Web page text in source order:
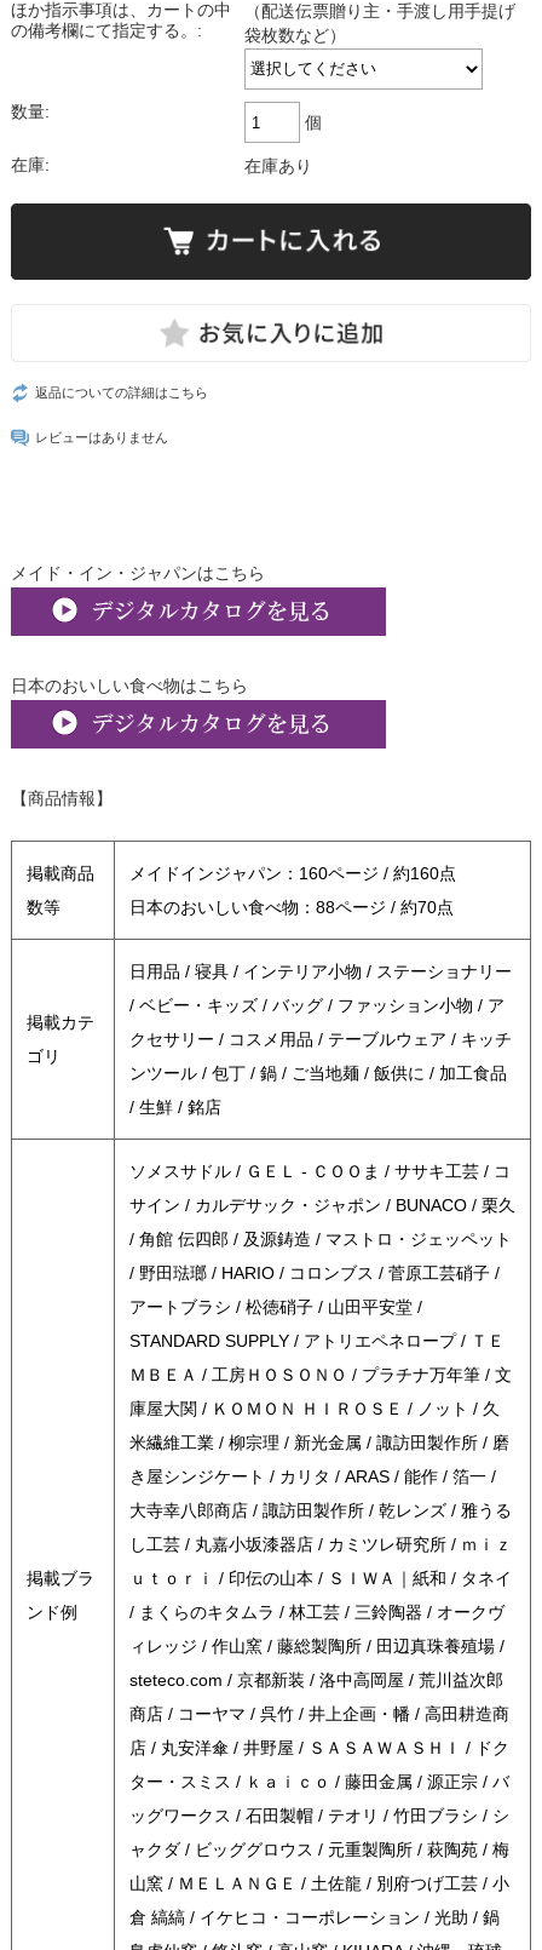
ほか指示事項は、カートの中
の備考欄にて指定する。:
（配送伝票贈り主・手渡し用手提げ
袋枚数など）
数量:
個
在庫: 在庫あり
返品についての詳細はこちら
レビューはありません
メイド・イン・ジャパンはこちら
日本のおいしい食べ物はこちら
【商品情報】
掲載商品
数等
メイドインジャパン：160ページ / 約160点
日本のおいしい食べ物：88ページ / 約70点
掲載カテ
ゴリ
日用品 / 寝具 / インテリア小物 / ステーショナリー
/ ベビー・キッズ / バッグ / ファッション小物 / ア
クセサリー / コスメ用品 / テーブルウェア / キッチ
ンツール / 包丁 / 鍋 / ご当地麺 / 飯供に / 加工食品
/ 生鮮 / 銘店
掲載ブラ
ンド例
ソメスサドル / ＧＥＬ - ＣＯＯま / ササキ工芸 / コ
サイン / カルデサック・ジャポン / BUNACO / 栗久
/ 角館 伝四郎 / 及源鋳造 / マストロ・ジェッペット
/ 野田琺瑯 / HARIO / コロンブス / 菅原工芸硝子 /
アートブラシ / 松徳硝子 / 山田平安堂 /
STANDARD SUPPLY / アトリエペネロープ / ＴＥ
ＭＢＥＡ / 工房ＨＯＳＯＮＯ / プラチナ万年筆 / 文
庫屋大関 / ＫＯＭＯＮ ＨＩＲＯＳＥ / ノット / 久
米繊維工業 / 柳宗理 / 新光金属 / 諏訪田製作所 / 磨
き屋シンジケート / カリタ / ARAS / 能作 / 箔一 /
大寺幸八郎商店 / 諏訪田製作所 / 乾レンズ / 雅うる
し工芸 / 丸嘉小坂漆器店 / カミツレ研究所 / ｍｉｚ
ｕｔｏｒｉ / 印伝の山本 / ＳＩＷＡ｜紙和 / タネイ
/ まくらのキタムラ / 林工芸 / 三鈴陶器 / オークヴ
ィレッジ / 作山窯 / 藤総製陶所 / 田辺真珠養殖場 /
steteco.com / 京都新装 / 洛中高岡屋 / 荒川益次郎
商店 / コーヤマ / 呉竹 / 井上企画・幡 / 高田耕造商
店 / 丸安洋傘 / 井野屋 / ＳＡＳＡＷＡＳＨＩ / ドク
ター・スミス / ｋａｉｃｏ / 藤田金属 / 源正宗 / バ
ッグワークス / 石田製帽 / テオリ / 竹田ブラシ / シ
ャクダ / ビッググロウス / 元重製陶所 / 萩陶苑 / 梅
山窯 / ＭＥＬＡＮＧＥ / 土佐龍 / 別府つげ工芸 / 小
倉 縞縞 / イケヒコ・コーポレーション / 光助 / 鍋